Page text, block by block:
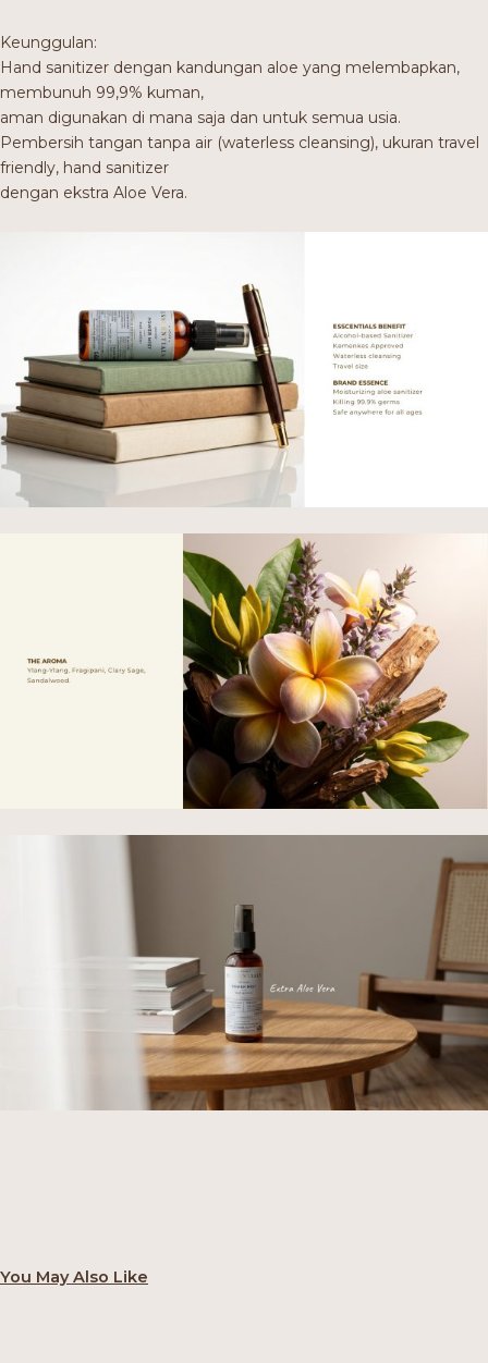
Keunggulan:
Hand sanitizer dengan kandungan aloe yang melembapkan,
membunuh 99,9% kuman,
aman digunakan di mana saja dan untuk semua usia.
Pembersih tangan tanpa air (waterless cleansing), ukuran travel
friendly, hand sanitizer
dengan ekstra Aloe Vera.
You May Also Like